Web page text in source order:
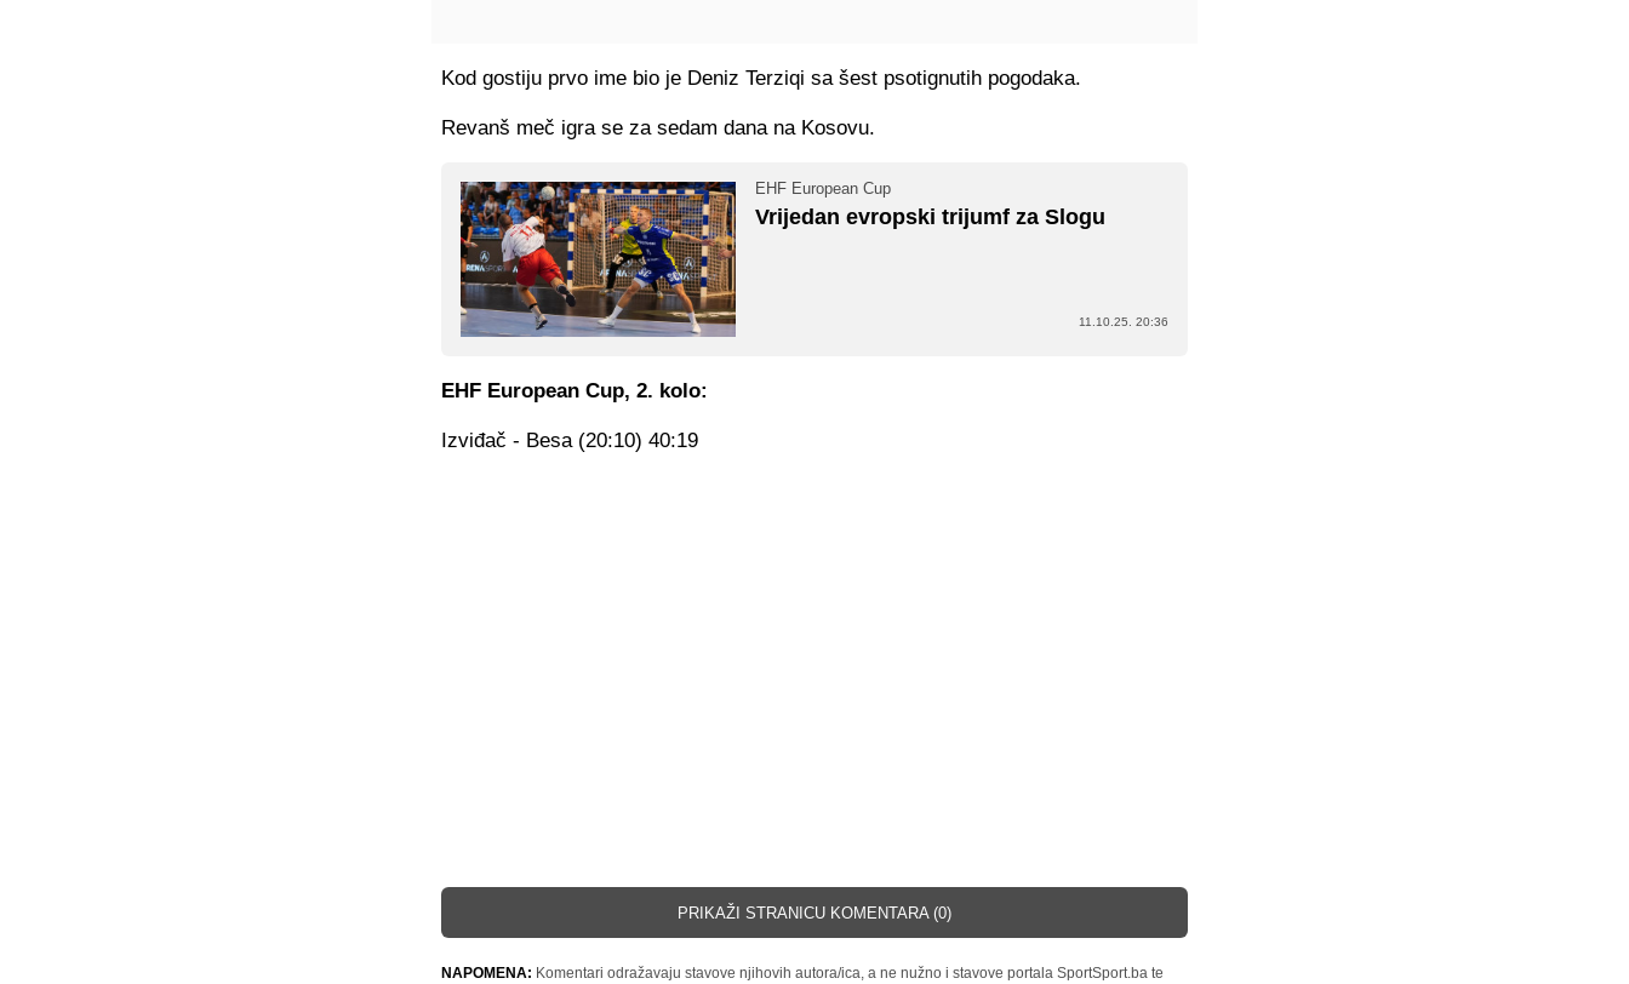
Kod gostiju prvo ime bio je Deniz Terziqi sa šest psotignutih pogodaka.
Revanš meč igra se za sedam dana na Kosovu.
EHF European Cup
Vrijedan evropski trijumf za Slogu
11.10.25. 20:36
EHF European Cup, 2. kolo:
Izviđač - Besa (20:10) 40:19
PRIKAŽI STRANICU KOMENTARA (0)
NAPOMENA: Komentari odražavaju stavove njihovih autora/ica, a ne nužno i stavove portala SportSport.ba te